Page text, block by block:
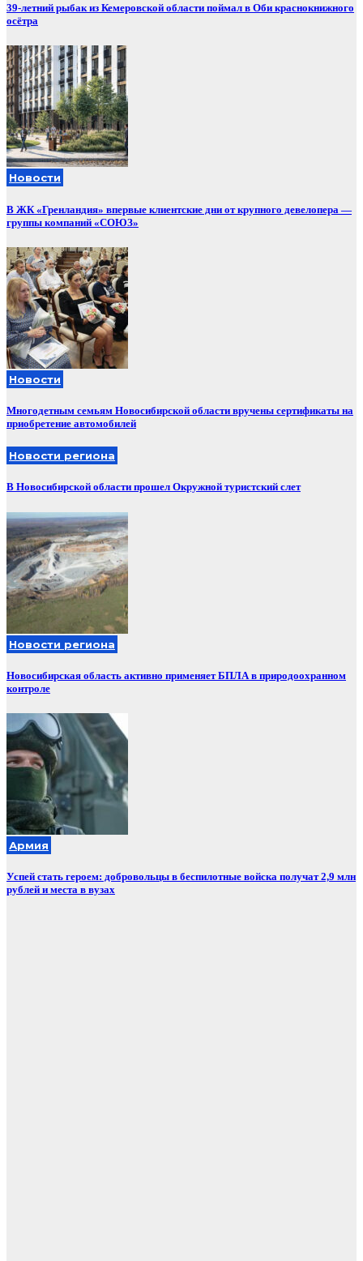
39-летний рыбак из Кемеровской области поймал в Оби краснокнижного
осётра
Новости
В ЖК «Гренландия» впервые клиентские дни от крупного девелопера —
группы компаний «СОЮЗ»
Новости
Многодетным семьям Новосибирской области вручены сертификаты на
приобретение автомобилей
Новости региона
В Новосибирской области прошел Окружной туристский слет
Новости региона
Новосибирская область активно применяет БПЛА в природоохранном
контроле
Армия
Успей стать героем: добровольцы в беспилотные войска получат 2,9 млн
рублей и места в вузах